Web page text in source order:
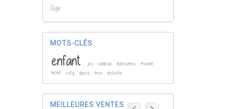
Age
MOTS-CLÉS
enfant jeu cadeau naissance
moulin
bébé
roty djeco bois peluche
MEILLEURES VENTES